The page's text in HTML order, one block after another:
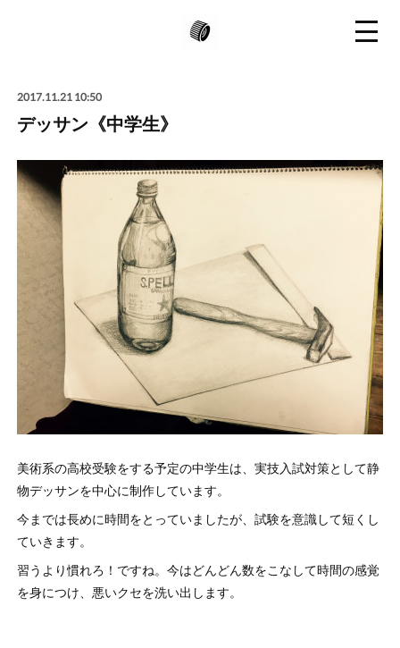
2017.11.21 10:50
デッサン《中学生》
美術系の高校受験をする予定の中学生は、実技入試対策として静
物デッサンを中心に制作しています。
今までは長めに時間をとっていましたが、試験を意識して短くし
ていきます。
習うより慣れろ！ですね。今はどんどん数をこなして時間の感覚
を身につけ、悪いクセを洗い出します。